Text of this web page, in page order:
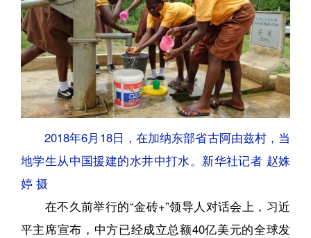
2018年6月18日，在加纳东部省古阿由兹村，当
地学生从中国援建的水井中打水。新华社记者 赵姝
婷 摄
在不久前举行的“金砖+”领导人对话会上，习近
平主席宣布，中方已经成立总额40亿美元的全球发